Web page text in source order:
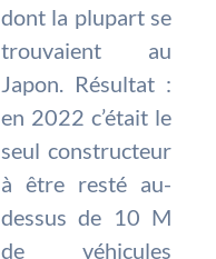
dont la plupart se
trouvaient au
Japon. Résultat :
en 2022 c’était le
seul constructeur
à être resté au-
dessus de 10 M
de véhicules